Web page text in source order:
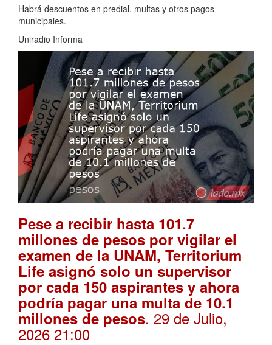
Habrá descuentos en predial, multas y otros pagos
municipales.
Uniradio Informa
Pese a recibir hasta 101.7
millones de pesos por vigilar el
examen de la UNAM, Territorium
Life asignó solo un supervisor
por cada 150 aspirantes y ahora
podría pagar una multa de 10.1
millones de pesos. 29 de Julio,
2026 21:00